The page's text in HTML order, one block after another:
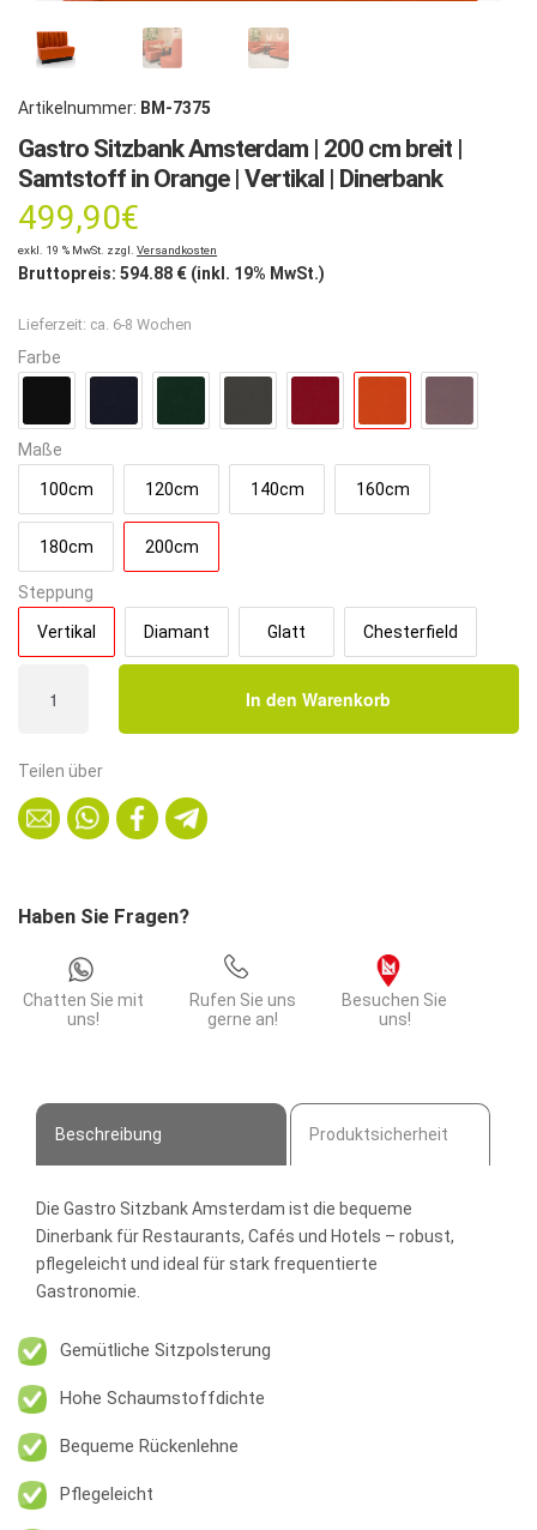
Artikelnummer: BM-7375
Gastro Sitzbank Amsterdam | 200 cm breit |
Samtstoff in Orange | Vertikal | Dinerbank
499,90€
exkl. 19 % MwSt. zzgl. Versandkosten
Bruttopreis: 594.88 € (inkl. 19% MwSt.)
Lieferzeit: ca. 6-8 Wochen
Farbe
Maße
100cm 120cm 140cm 160cm
180cm 200cm
Steppung
Vertikal Diamant Glatt Chesterfield
Sitzbank
|
cm
breit
in
Vertikal
In den Warenkorb
Teilen über
Haben Sie Fragen?
Chatten Sie mit
uns!
Rufen Sie uns
gerne an!
Besuchen Sie
uns!
Beschreibung Produktsicherheit
Die Gastro Sitzbank Amsterdam ist die bequeme
Dinerbank für Restaurants, Cafés und Hotels – robust,
pflegeleicht und ideal für stark frequentierte
Gastronomie.
Gemütliche Sitzpolsterung
Hohe Schaumstoffdichte
Bequeme Rückenlehne
Pflegeleicht